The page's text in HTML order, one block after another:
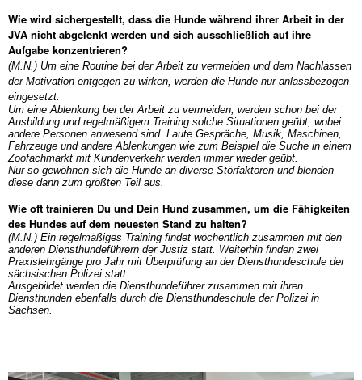
Wie wird sichergestellt, dass die Hunde während ihrer Arbeit in der
JVA nicht abgelenkt werden und sich ausschließlich auf ihre
Aufgabe konzentrieren?
(M.N.) Um eine Routine bei der Arbeit zu vermeiden und dem Nachlassen
der Motivation entgegen zu wirken, werden die Hunde nur anlassbezogen
eingesetzt.
Um eine Ablenkung bei der Arbeit zu vermeiden, werden schon bei der
Ausbildung und regelmäßigem Training solche Situationen geübt, wobei
andere Personen anwesend sind. Laute Gespräche, Musik, Maschinen,
Fahrzeuge und andere Ablenkungen wie zum Beispiel die Suche in einem
Zoofachmarkt mit Kundenverkehr werden immer wieder geübt.
Nur so gewöhnen sich die Hunde an diverse Störfaktoren und blenden
diese dann zum größten Teil aus.
Wie oft trainieren Du und Dein Hund zusammen, um die Fähigkeiten
des Hundes auf dem neuesten Stand zu halten?
(M.N.) Ein regelmäßiges Training findet wöchentlich zusammen mit den
anderen Diensthundeführern der Justiz statt. Weiterhin finden zwei
Praxislehrgänge pro Jahr mit Überprüfung an der Diensthundeschule der
sächsischen Polizei statt.
Ausgebildet werden die Diensthundeführer zusammen mit ihren
Diensthunden ebenfalls durch die Diensthundeschule der Polizei in
Sachsen.